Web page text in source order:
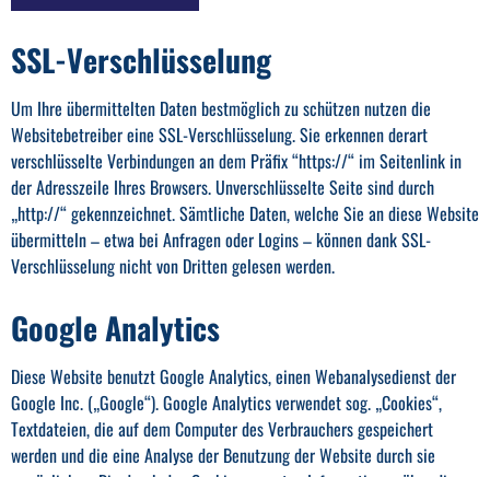
SSL-Verschlüsselung
Um Ihre übermittelten Daten bestmöglich zu schützen nutzen die
Websitebetreiber eine SSL-Verschlüsselung. Sie erkennen derart
verschlüsselte Verbindungen an dem Präfix “https://“ im Seitenlink in
der Adresszeile Ihres Browsers. Unverschlüsselte Seite sind durch
„http://“ gekennzeichnet. Sämtliche Daten, welche Sie an diese Website
übermitteln – etwa bei Anfragen oder Logins – können dank SSL-
Verschlüsselung nicht von Dritten gelesen werden.
Google Analytics
Diese Website benutzt Google Analytics, einen Webanalysedienst der
Google Inc. („Google“). Google Analytics verwendet sog. „Cookies“,
Textdateien, die auf dem Computer des Verbrauchers gespeichert
werden und die eine Analyse der Benutzung der Website durch sie